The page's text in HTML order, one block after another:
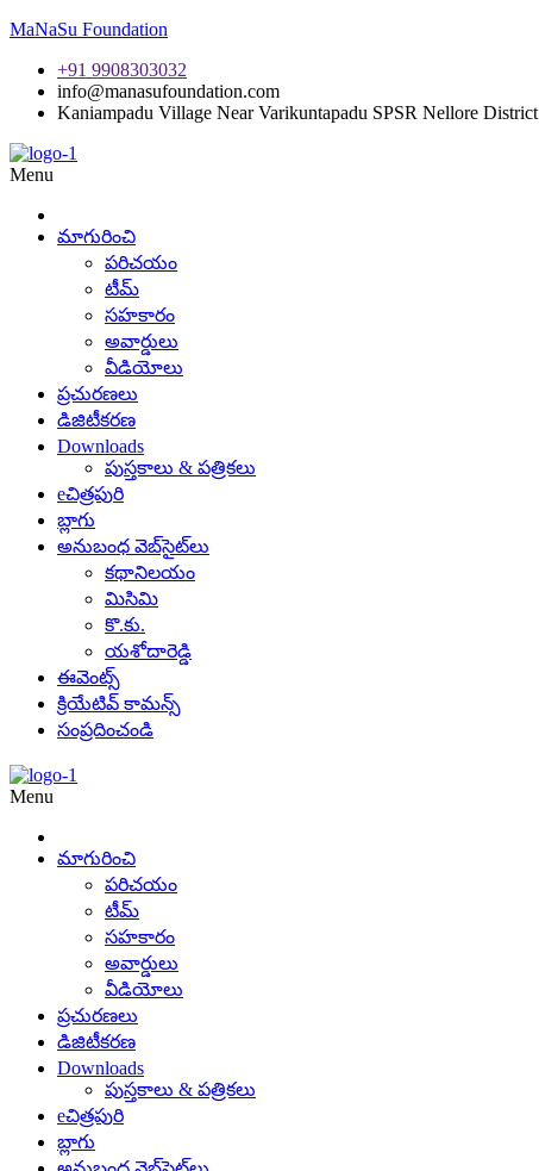
MaNaSu Foundation
+91 9908303032
info@manasufoundation.com
Kaniampadu Village Near Varikuntapadu SPSR Nellore District
Menu
మాగురించి
పరిచయం
టీమ్
సహకారం
అవార్డులు
వీడియోలు
ప్రచురణలు
డిజిటీకరణ
Downloads
పుస్తకాలు & పత్రికలు
eచిత్రపురి
బ్లాగు
అనుబంధ వెబ్‌సైట్‌లు
కథానిలయం
మిసిమి
కొ.కు.
యశోదారెడ్డి
ఈవెంట్స్
క్రియేటివ్ కామన్స్
సంప్రదించండి
Menu
మాగురించి
పరిచయం
టీమ్
సహకారం
అవార్డులు
వీడియోలు
ప్రచురణలు
డిజిటీకరణ
Downloads
పుస్తకాలు & పత్రికలు
eచిత్రపురి
బ్లాగు